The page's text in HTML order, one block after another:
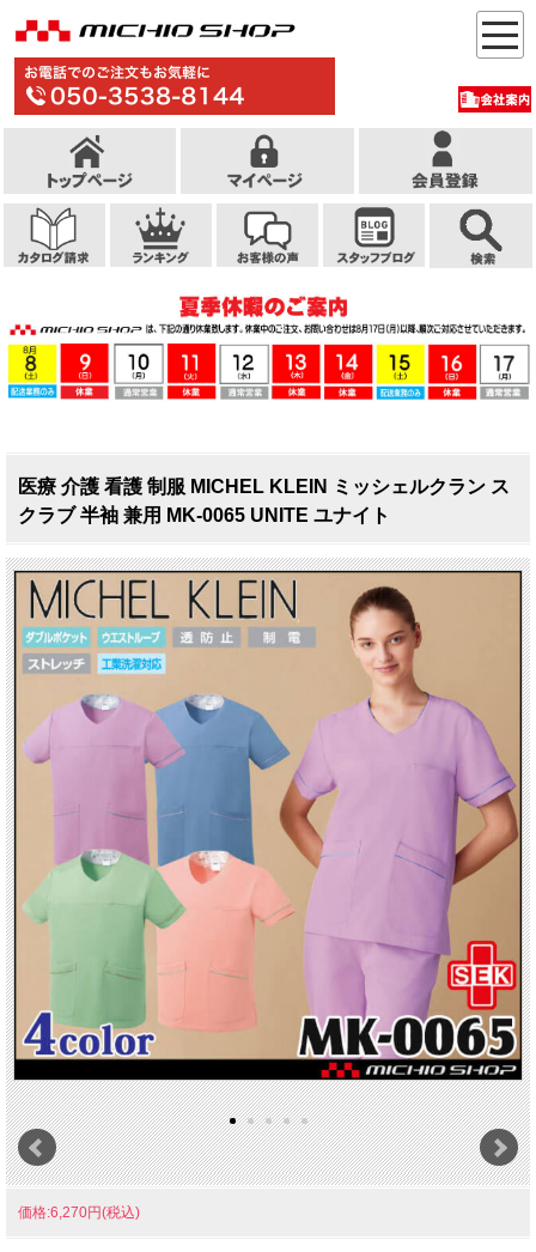
医療 介護 看護 制服 MICHEL KLEIN ミッシェルクラン ス
クラブ 半袖 兼用 MK-0065 UNITE ユナイト
価格:6,270円(税込)